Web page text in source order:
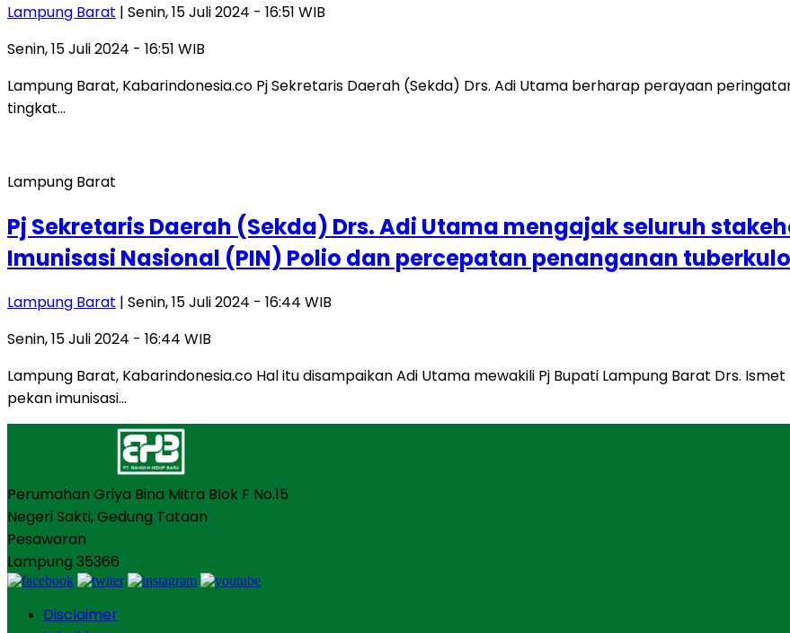
Lampung Barat | Senin, 15 Juli 2024 - 16:51 WIB
Senin, 15 Juli 2024 - 16:51 WIB
Lampung Barat, Kabarindonesia.co Pj Sekretaris Daerah (Sekda) Drs. Adi Utama berharap perayaan
tingkat…
Lampung Barat
Pj Sekretaris Daerah (Sekda) Drs. Adi Utama mengajak seluruh
Imunisasi Nasional (PIN) Polio dan percepatan penanganan
Lampung Barat | Senin, 15 Juli 2024 - 16:44 WIB
Senin, 15 Juli 2024 - 16:44 WIB
Lampung Barat, Kabarindonesia.co Hal itu disampaikan Adi Utama mewakili Pj Bupati Lampung Barat Drs.
pekan imunisasi…
Perumahan Griya Bina Mitra Blok F No.15
Negeri Sakti, Gedung Tataan
Pesawaran
Lampung 35366
Disclaimer